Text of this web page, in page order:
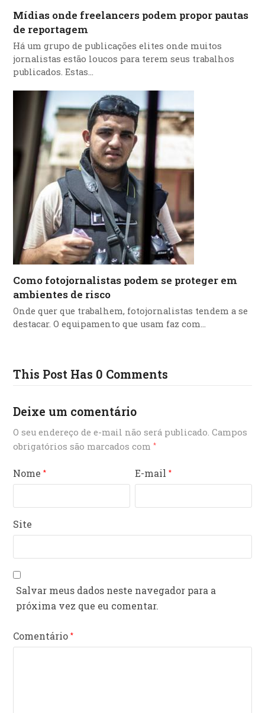
Mídias onde freelancers podem propor pautas
de reportagem
Há um grupo de publicações elites onde muitos
jornalistas estão loucos para terem seus trabalhos
publicados. Estas…
Como fotojornalistas podem se proteger em
ambientes de risco
Onde quer que trabalhem, fotojornalistas tendem a se
destacar. O equipamento que usam faz com…
This Post Has 0 Comments
Deixe um comentário
O seu endereço de e-mail não será publicado. Campos
obrigatórios são marcados com*
Nome* E-mail*
Site
Salvar meus dados neste navegador para a
próxima vez que eu comentar.
Comentário*